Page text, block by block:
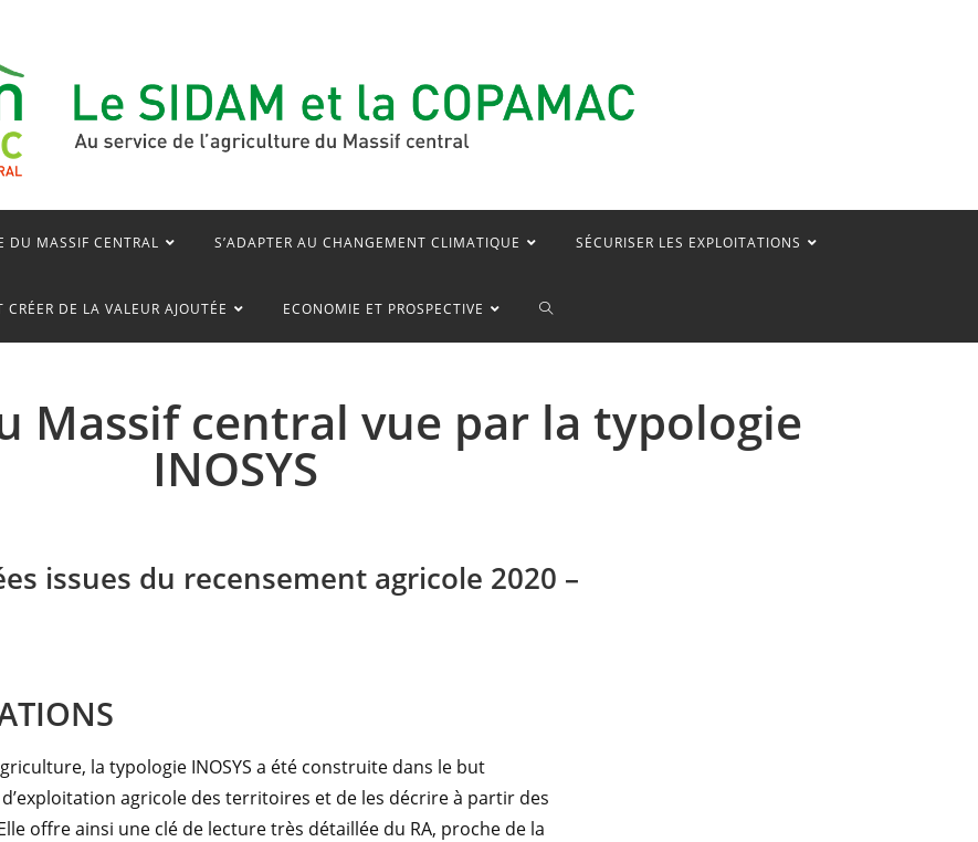
DU MASSIF CENTRAL S’ADAPTER AU CHANGEMENT CLIMATIQUE SÉCURISER LES EXPLOITATIONS
CRÉER DE LA VALEUR AJOUTÉE ECONOMIE ET PROSPECTIVE
Massif central vue par la typologie
INOSYS
issues du recensement agricole 2020 –
la typologie INOSYS a été construite dans le but
agricole des territoires et de les décrire à partir des
offre ainsi une clé de lecture très détaillée du RA, proche de la